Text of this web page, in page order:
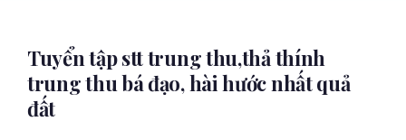
Tuyển tập stt trung thu,thả thính
trung thu bá đạo, hài hước nhất quả
đất